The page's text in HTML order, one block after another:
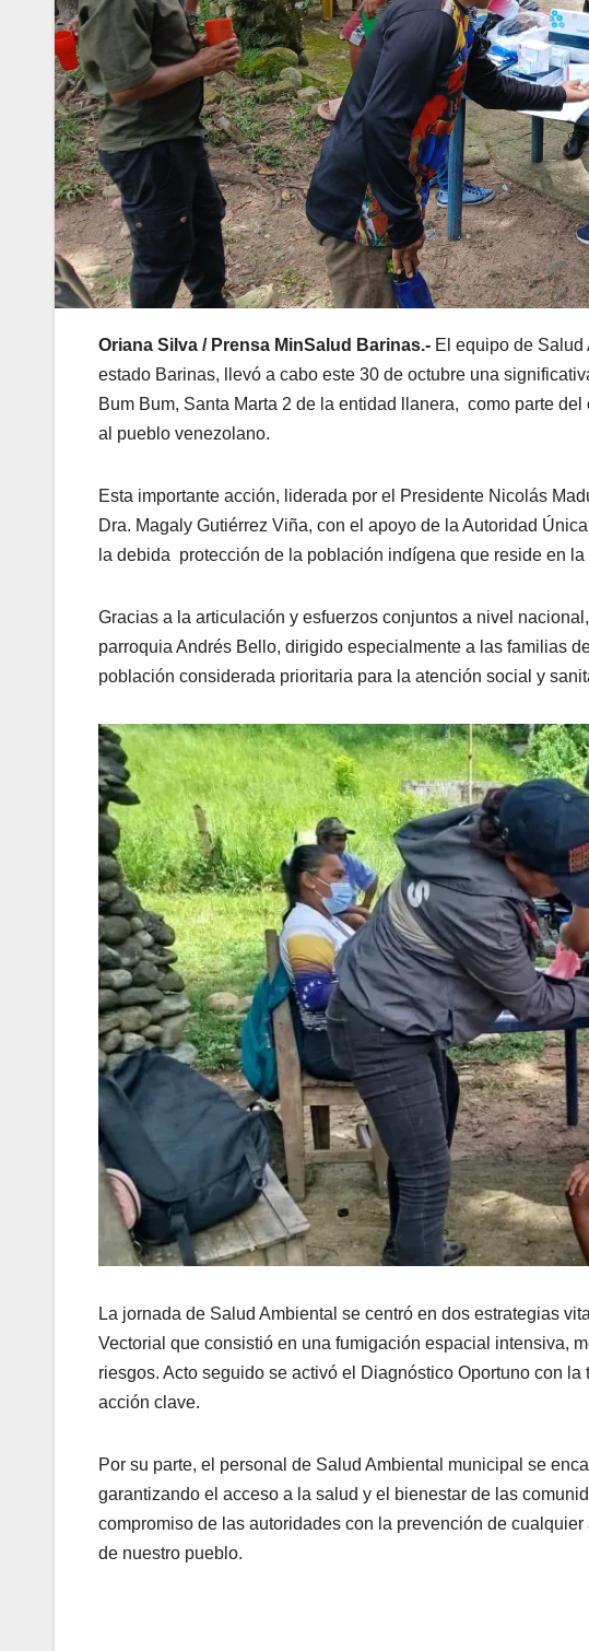
Oriana Silva / Prensa MinSalud Barinas.- El equipo de Salud
estado Barinas, llevó a cabo este 30 de octubre una
Bum Bum, Santa Marta 2 de la entidad llanera, como parte del
al pueblo venezolano.
Esta importante acción, liderada por el Presidente Nicolás
Dra. Magaly Gutiérrez Viña, con el apoyo de la Autoridad
la debida protección de la población indígena que reside en la
Gracias a la articulación y esfuerzos conjuntos a nivel
parroquia Andrés Bello, dirigido especialmente a las familias
población considerada prioritaria para la atención social y
La jornada de Salud Ambiental se centró en dos estrategias
Vectorial que consistió en una fumigación espacial intensiva,
riesgos. Acto seguido se activó el Diagnóstico Oportuno con la
acción clave.
Por su parte, el personal de Salud Ambiental municipal se
garantizando el acceso a la salud y el bienestar de las
compromiso de las autoridades con la prevención de
de nuestro pueblo.